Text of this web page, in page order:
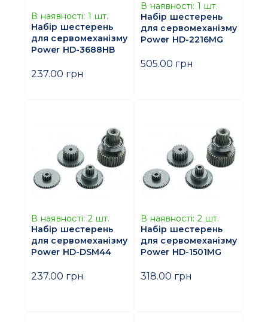
В наявності: 1 шт.
Набір шестерень
для сервомеханізму
Power HD-3688HB
237.00 грн
В наявності: 1 шт.
Набір шестерень
для сервомеханізму
Power HD-2216MG
505.00 грн
В наявності: 2 шт.
Набір шестерень
для сервомеханізму
Power HD-DSM44
237.00 грн
В наявності: 2 шт.
Набір шестерень
для сервомеханізму
Power HD-1501MG
318.00 грн